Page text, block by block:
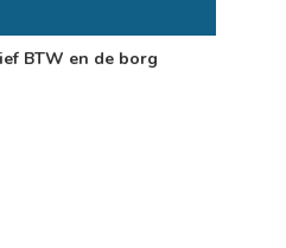
BTW en de borg